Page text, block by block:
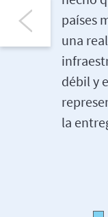
países
una
débil y
la